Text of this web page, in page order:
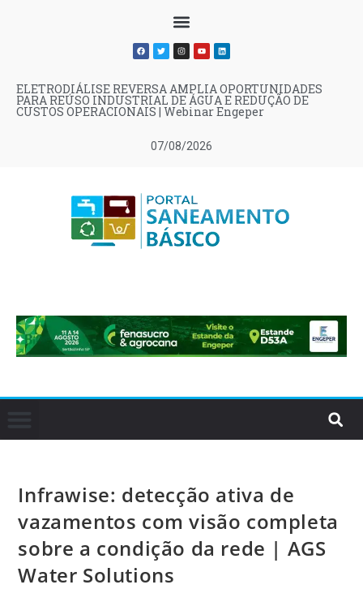
07/08/2026
ELETRODIÁLISE REVERSA AMPLIA OPORTUNIDADES
PARA REÚSO INDUSTRIAL DE ÁGUA E REDUÇÃO DE
CUSTOS OPERACIONAIS | Webinar Engeper
Infrawise: detecção ativa de
vazamentos com visão completa
sobre a condição da rede | AGS
Water Solutions